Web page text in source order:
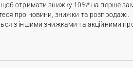
щоб отримати знижку 10%* на перше
про новини, знижки та розпродажі.
з іншими знижками та акційними